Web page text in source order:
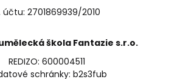
účtu: 2701869939/2010
škola Fantazie s.r.o.
REDIZO: 600004511
schránky: b2s3fub